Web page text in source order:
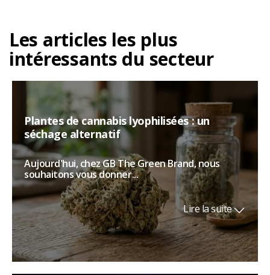
Les articles les plus
intéressants du secteur
Plantes de cannabis lyophilisées : un
séchage alternatif
Aujourd'hui, chez GB The Green Brand, nous
souhaitons vous donner...
Lire la suite